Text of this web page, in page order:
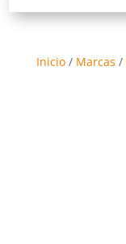
Inicio/ Marcas /